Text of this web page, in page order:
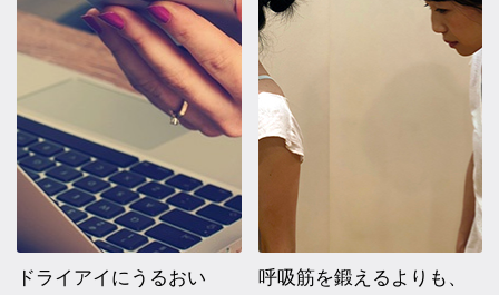
マイページ
ログイン
会員規約について
クラス参加にあたっての同意書
特定商取引にかかわる表示
ドライアイにうるおい
呼吸筋を鍛えるよりも、